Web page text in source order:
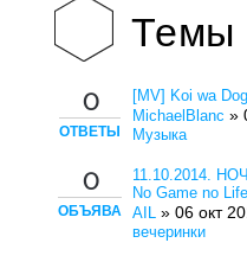
Темы
0
ОТВЕТЫ
[MV] Koi wa
MichaelBlanc »
Музыка
0
ОБЪЯВА
11.10.2014.
No Game no
AIL » 06 окт
вечеринки